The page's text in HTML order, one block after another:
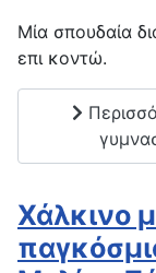
Μία σπουδαία
επι κοντώ.
Χάλκινο